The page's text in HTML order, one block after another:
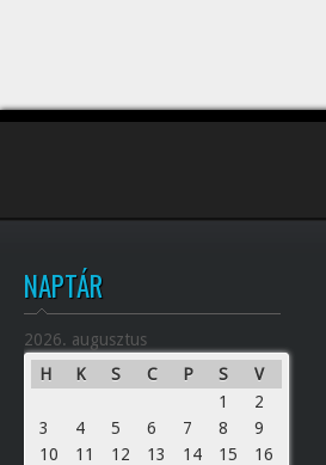
NAPTÁR
2026. augusztus
H
K S C P S
V
1
2
3
4 5 6 7 8
9
10
11 12 13 14 15
16